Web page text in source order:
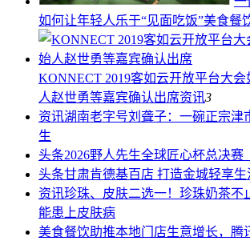
如何让年轻人乐于“见面吃饭”美食餐
KONNECT 2019客如云开放平台大
人赵世勇等嘉宾确认出席资讯3
资讯湖南老字号刘聋子：一碗正宗津
生
头条2026野人先生全球匠心杯总决
头条甘肃肯德基百店 打造金城轻享
资讯珍珠、皮肤二选一！珍珠奶茶不
能患上皮肤病
美食餐饮助推本地门店生意增长，腾